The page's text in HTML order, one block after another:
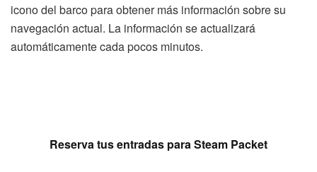
icono del barco para obtener más información sobre su
navegación actual. La información se actualizará
automáticamente cada pocos minutos.
Reserva tus entradas para Steam Packet